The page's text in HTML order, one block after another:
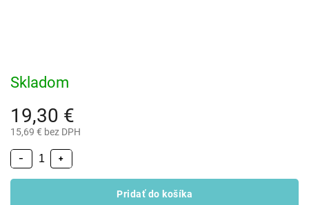
19,30 €
15,69 € bez DPH
Skladom
+
−
Pridať do košíka